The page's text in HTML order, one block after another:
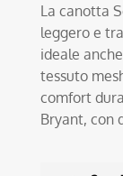
La canotta
leggero e
ideale
tessuto
comfort
Bryant, con